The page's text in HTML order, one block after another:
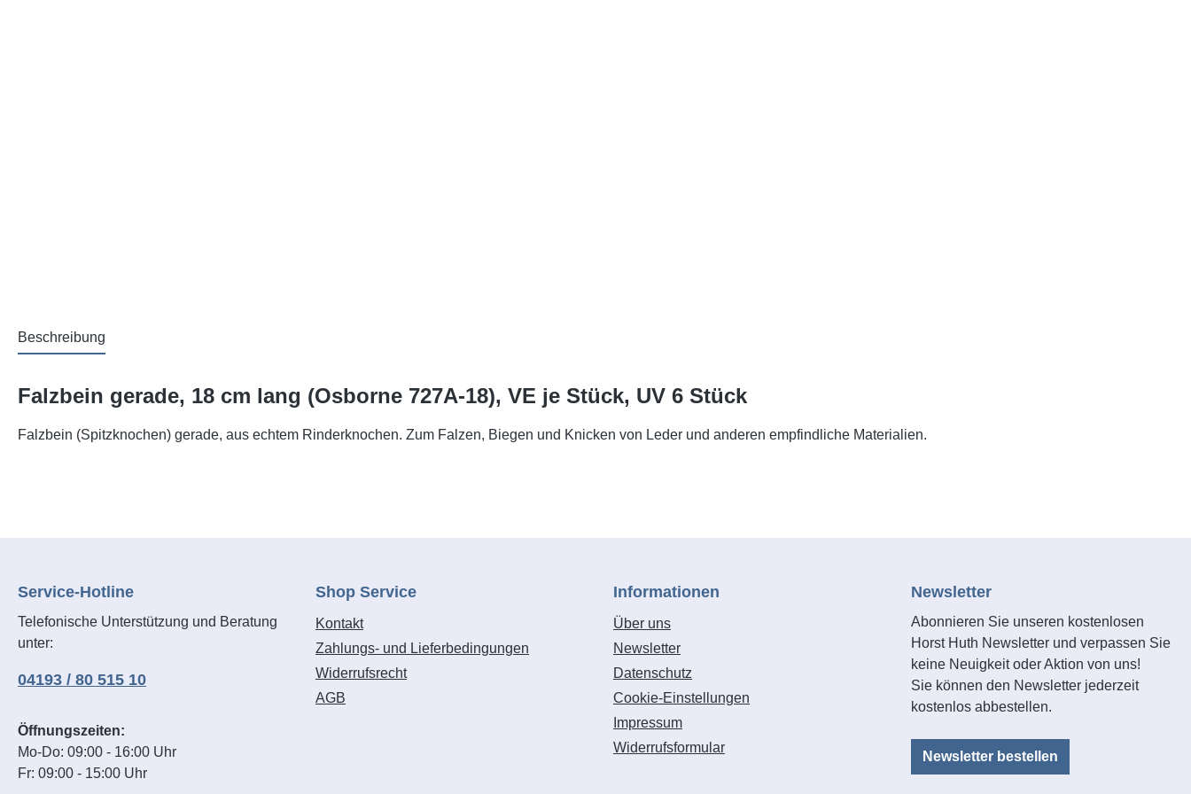
Beschreibung
Falzbein gerade, 18 cm lang (Osborne 727A-18), VE je Stück, UV 6 Stück
Falzbein (Spitzknochen) gerade, aus echtem Rinderknochen. Zum Falzen, Biegen und Knicken von Leder und anderen empfindliche Materialien.
Service-Hotline
Telefonische Unterstützung und Beratung
unter:
04193 / 80 515 10
Öffnungszeiten:
Mo-Do: 09:00 - 16:00 Uhr
Fr: 09:00 - 15:00 Uhr
Shop Service
Kontakt
Zahlungs- und Lieferbedingungen
Widerrufsrecht
AGB
Informationen
Über uns
Newsletter
Datenschutz
Cookie-Einstellungen
Impressum
Widerrufsformular
Newsletter
Abonnieren Sie unseren kostenlosen
Horst Huth Newsletter und verpassen Sie
keine Neuigkeit oder Aktion von uns!
Sie können den Newsletter jederzeit
kostenlos abbestellen.
Newsletter bestellen